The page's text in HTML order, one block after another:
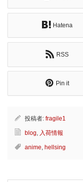
Hatena
RSS
Pin it
投稿者: fragile1
blog, 入荷情報
anime, hellsing